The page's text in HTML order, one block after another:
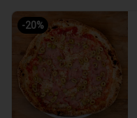
-20%